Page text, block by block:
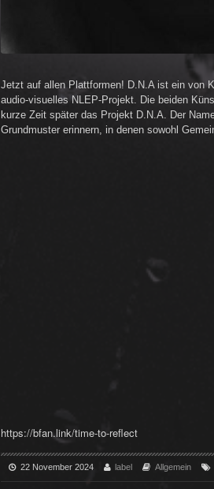
Jetzt auf allen Plattformen! D.N.A ist ein von
audio-visuelles NLEP-Projekt. Die beiden
kurze Zeit später das Projekt D.N.A. Der
Grundmuster erinnern, in denen sowohl
https://bfan.link/time-to-reflect
22 November 2024 label Allgemein